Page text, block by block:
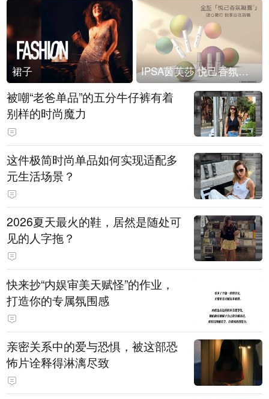
裙子 IPSA茵芙莎 悦己香氛凝露上市
被嘲“老爸单品”的五分牛仔裤有着
别样的时尚魔力
这件极简时尚单品如何实现适配多
元生活场景？
2026夏天最火的鞋，居然是随处可
见的人字拖？
快来抄“内娱审美天赋怪”的作业，
打造你的专属氛围感
亲密关系中的爱与恐惧，被这部恐
怖片诠释得淋漓尽致